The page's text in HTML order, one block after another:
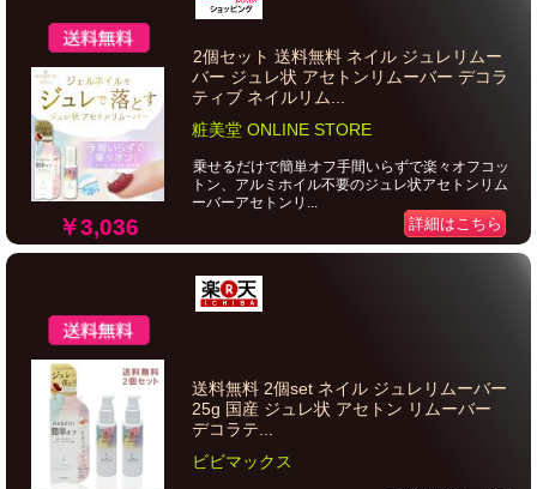
￥3,036
2個セット 送料無料 ネイル ジュレリムー
バー ジュレ状 アセトンリムーバー デコラ
ティブ ネイルリム...
粧美堂 ONLINE STORE
乗せるだけで簡単オフ手間いらずで楽々オフコッ
トン、アルミホイル不要のジュレ状アセトンリム
ーバーアセトンリ...
詳細はこちら
送料無料 2個set ネイル ジュレリムーバー
25g 国産 ジュレ状 アセトン リムーバー
デコラテ...
ビビマックス